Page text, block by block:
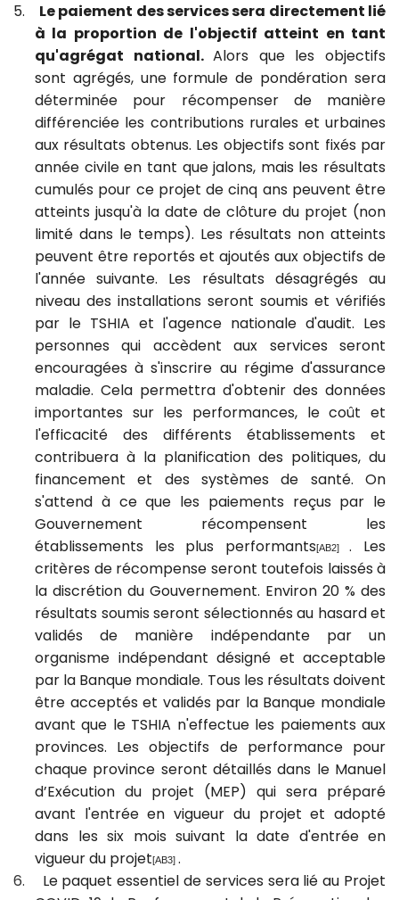
5.
Le paiement des services sera directement lié
à la proportion de l'objectif atteint en tant
qu'agrégat national. Alors que les objectifs
sont agrégés, une formule de pondération sera
déterminée pour récompenser de manière
différenciée les contributions rurales et urbaines
aux résultats obtenus. Les objectifssont fixés par
année civile en tant que jalons, mais les résultats
cumulés pour ce projet de cinq ans peuvent être
atteints jusqu'à la date de clôture du projet (non
limité dans le temps). Les résultats non atteints
peuvent être reportés et ajoutés aux objectifs de
l'année suivante. Les résultats désagrégés au
niveau des installations seront soumis et vérifiés
par le TSHIA et l'agence nationale d'audit. Les
personnes qui accèdent aux services seront
encouragées à s'inscrire au régime d'assurance
maladie. Cela permettra d'obtenir des données
importantes sur les performances, le coût et
l'efficacité des différents établissements et
contribuera à la planification des politiques, du
financement et des systèmes de santé.On
s'attend à ce que les paiements reçus par le
Gouvernement récompensent les
établissements les plus performants[AB2] . Les
critères de récompense seront toutefois laissés à
la discrétion du Gouvernement. Environ 20 % des
résultats soumis seront sélectionnés au hasard et
validés de manière indépendante par un
organisme indépendant désigné et acceptable
par la Banque mondiale. Tous les résultats doivent
être acceptés et validés par la Banque mondiale
avant que le TSHIA n'effectue les paiements aux
provinces. Les objectifs de performance pour
chaque province seront détaillés dans le Manuel
d’Exécution du projet (MEP) qui sera préparé
avant l'entrée en vigueur du projet et adopté
dans les six mois suivant la date d'entrée en
vigueur du projet[AB3] .
6.
Le paquet essentiel de services sera lié au Projet